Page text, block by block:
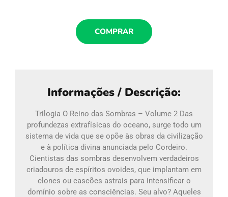
COMPRAR
Informações / Descrição:
Trilogia O Reino das Sombras – Volume 2 Das
profundezas extrafísicas do oceano, surge todo um
sistema de vida que se opõe às obras da civilização
e à política divina anunciada pelo Cordeiro.
Cientistas das sombras desenvolvem verdadeiros
criadouros de espíritos ovoides, que implantam em
clones ou cascões astrais para intensificar o
domínio sobre as consciências. Seu alvo? Aqueles